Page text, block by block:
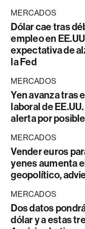
MERCADOS
Dólar cae tras
empleo en
expectativa de
la Fed
MERCADOS
Yen avanza tras
laboral de
alerta por
MERCADOS
Vender euros
yenes aumenta
geopolítico,
MERCADOS
Dos datos
dólar y a estas